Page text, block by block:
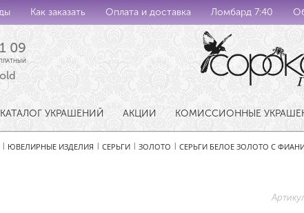
Как заказать Оплата и доставка Ломбард 7:40
09
КАТАЛОГ УКРАШЕНИЙ АКЦИИ КОМИССИОННЫЕ
ЮВЕЛИРНЫЕ ИЗДЕЛИЯ СЕРЬГИ ЗОЛОТО СЕРЬГИ БЕЛОЕ ЗОЛОТО С